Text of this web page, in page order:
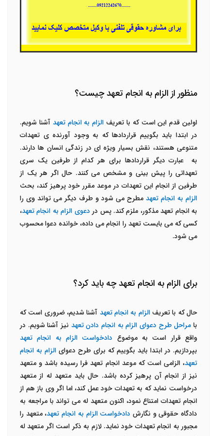
منظور از الزام به انجام تعهد چیست؟
اولین قدم این است که با تعریف الزام به انجام تعهد آشنا شویم.
در ابتدا باید بگوییم قراردادها که به وجود آورنده ی تعهدات
متنوعی هستند، نقش بسیار ویژه ای در زندگی انسان ها دارند.
به عبارت دیگر قراردادها برای هر کدام از طرفین یک سری
تعهداتی را پیش بینی و مشخص می کنند. حال اگر هر یک از
طرفین از انجام این تعهدات در موعد مقرر خود پرهیز کند، بحث
الزام به انجام تعهد مطرح می شود و طرف دیگر می تواند وی را
به انجام تعهد مذکور، ملزم کند. پس در دعوی الزام به انجام تعهد،
کسی که می بایست تعهد را انجام می داده، خوانده دعوا محسوب
می شود.
برای الزام به انجام تعهد چه باید کرد؟
حال که با تعریفالزام به انجام تعهد آشنا شدیم، ضروری است که
با مراحل طرح دعوای الزام به انجام دادن تعهد نیز آشنا شویم. در
واقع قرار است به موضوع دادخواست الزام به انجام تعهد
بپردازیم. در ابتدا باید بگوییم که برای طرح دعوای الزام به انجام
تعهد، الزامی است که موعد انجام تعهد فرا رسیده باشد و متعهد
نیز از انجام آن پرهیز کرده باشد. حال باید متعهد له از متعهد
درخواست نماید که به تعهدات خود عمل کند، اما اگر وی باز هم از
انجام تعهدات امتناع نمود، اکنون متعهد له می تواند با مراجعه به
دادگاه حقوقی و نگارش دادخواست الزام به انجام تعهد، متعهد را
مجبور به انجام تعهدات خود نماید. لازم به ذکر است اگر متعهد له